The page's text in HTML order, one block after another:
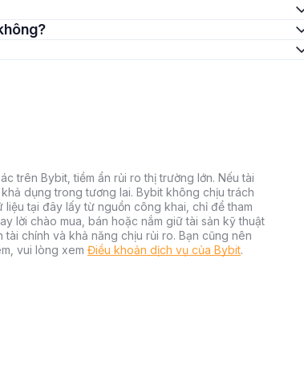
trên Bybit, tiềm ẩn rủi ro thị trường lớn. Nếu tài
dụng trong tương lai. Bybit không chịu trách
tại đây lấy từ nguồn công khai, chỉ để tham
lời chào mua, bán hoặc nắm giữ tài sản kỹ thuật
chính và khả năng chịu rủi ro. Bạn cũng nên
vui lòng xem Điều khoản dịch vụ của Bybit.